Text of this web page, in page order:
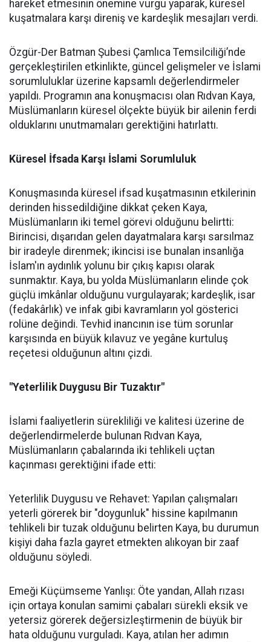
hareket etmesinin önemine vurgu yaparak, küresel
kuşatmalara karşı direniş ve kardeşlik mesajları verdi.
Özgür-Der Batman Şubesi Çamlıca Temsilciliği’nde
gerçekleştirilen etkinlikte, güncel gelişmeler ve İslami
sorumluluklar üzerine kapsamlı değerlendirmeler
yapıldı. Programın ana konuşmacısı olan Rıdvan Kaya,
Müslümanların küresel ölçekte büyük bir ailenin ferdi
olduklarını unutmamaları gerektiğini hatırlattı.
Küresel İfsada Karşı İslami Sorumluluk
Konuşmasında küresel ifsad kuşatmasının etkilerinin
derinden hissedildiğine dikkat çeken Kaya,
Müslümanların iki temel görevi olduğunu belirtti:
Birincisi, dışarıdan gelen dayatmalara karşı sarsılmaz
bir iradeyle direnmek; ikincisi ise bunalan insanlığa
İslam'ın aydınlık yolunu bir çıkış kapısı olarak
sunmaktır. Kaya, bu yolda Müslümanların elinde çok
güçlü imkânlar olduğunu vurgulayarak; kardeşlik, isar
(fedakârlık) ve infak gibi kavramların yol gösterici
rolüne değindi. Tevhid inancının ise tüm sorunlar
karşısında en büyük kılavuz ve yegâne kurtuluş
reçetesi olduğunun altını çizdi.
"Yeterlilik Duygusu Bir Tuzaktır"
İslami faaliyetlerin sürekliliği ve kalitesi üzerine de
değerlendirmelerde bulunan Rıdvan Kaya,
Müslümanların çabalarında iki tehlikeli uçtan
kaçınması gerektiğini ifade etti:
Yeterlilik Duygusu ve Rehavet: Yapılan çalışmaları
yeterli görerek bir "doygunluk" hissine kapılmanın
tehlikeli bir tuzak olduğunu belirten Kaya, bu durumun
kişiyi daha fazla gayret etmekten alıkoyan bir zaaf
olduğunu söyledi.
Emeği Küçümseme Yanlışı: Öte yandan, Allah rızası
için ortaya konulan samimi çabaları sürekli eksik ve
yetersiz görerek değersizleştirmenin de büyük bir
hata olduğunu vurguladı. Kaya, atılan her adımın